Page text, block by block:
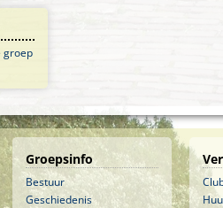
Groepsinfo
Bestuur
Geschiedenis